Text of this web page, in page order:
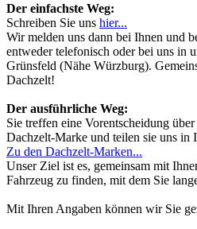
Der einfachste Weg:
Schreiben Sie uns hier...
Wir melden uns dann bei Ihnen und
entweder telefonisch oder bei uns in
Grünsfeld (Nähe Würzburg).
Dachzelt!
Der ausführliche Weg:
Sie treffen eine Vorentscheidung
Dachzelt-Marke und teilen sie uns in
Zu den Dachzelt-Marken...
Unser Ziel ist es, gemeinsam mit
Fahrzeug zu finden, mit dem Sie
Mit Ihren Angaben können wir Sie